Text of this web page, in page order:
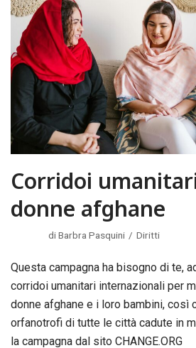
Corridoi
donne afghane
diBarbra Pasquini Diritti
Questa campagna ha bisogno di te,
corridoi umanitari internazionali per
donne afghane e i loro bambini, così
orfanotrofi di tutte le città cadute in
la campagna dal sito CHANGE.ORG